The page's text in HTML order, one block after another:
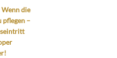
die
pflegen –